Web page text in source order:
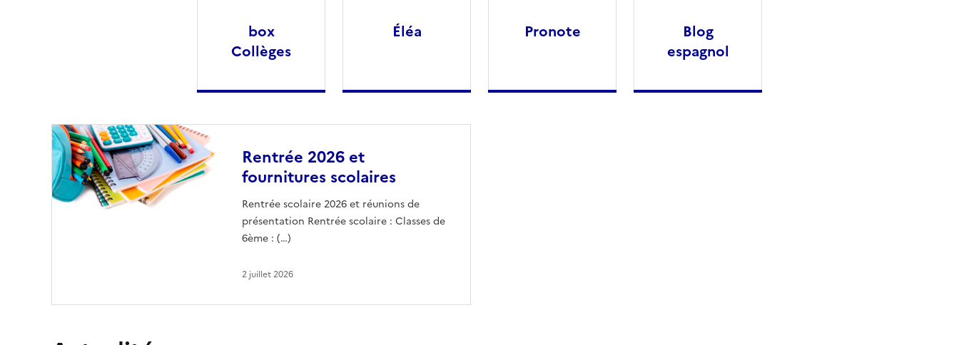
box
Collèges
Éléa Pronote
Blog
espagnol
Rentrée 2026 et
fournitures scolaires
Rentrée scolaire 2026 et réunions de
présentation Rentrée scolaire : Classes de
6ème : (…)
2 juillet 2026